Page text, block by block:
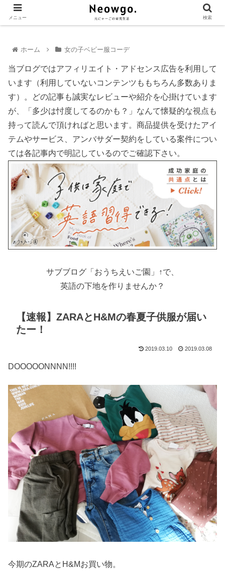
ホーム 女の子ベビー服コーデ
当ブログではアフィリエイト・アドセンス広告を利用して
います（利用していないコンテンツももちろん多数ありま
す）。どの記事も誠実なレビューや紹介を心掛けています
が、「多少は忖度してるのかも？」なんて懐疑的な視点も
持って読んで頂ければと思います。商品提供を受けたアイ
テムやサービス、アンバサダー契約をしている案件につい
ては各記事内で明記しているのでご確認下さい。
サブブログ「おうちえいご園」↑で、
英語の下地を作りませんか？
【速報】ZARAとH&Mの春夏子供服が届い
たー！
2019.03.10 2019.03.08
DOOOOONNNN!!!!
今期のZARAとH&Mお買い物。
メニュー 検索